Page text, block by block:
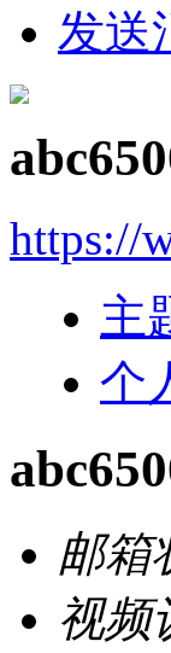
发送
https://
主
个
邮箱
视频